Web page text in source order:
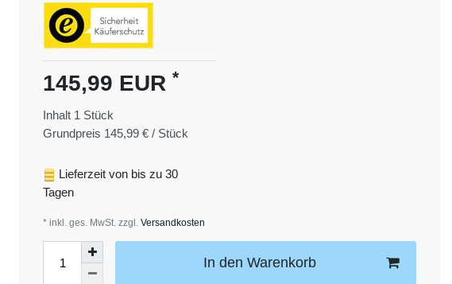
145,99 EUR *
Inhalt 1 Stück
Grundpreis 145,99 € / Stück
Lieferzeit von bis zu 30
Tagen
* inkl. ges. MwSt. zzgl. Versandkosten
In den Warenkorb